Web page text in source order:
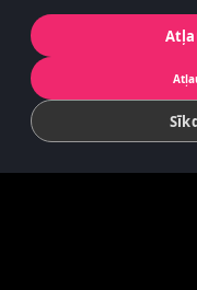
concept by